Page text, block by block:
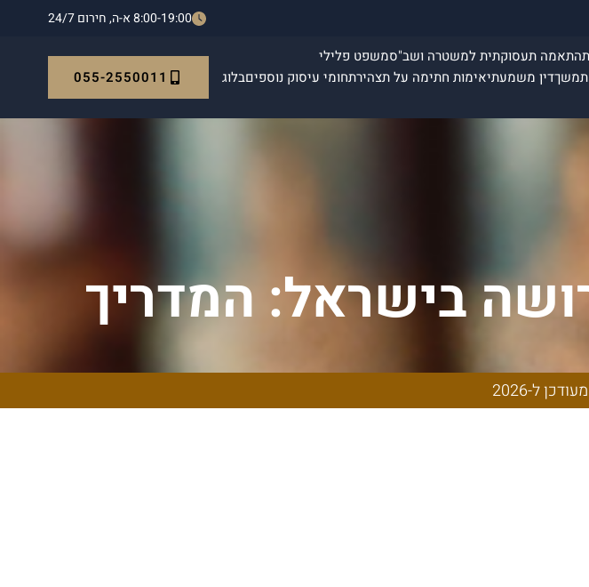
8:00-19:00 א-ה, חירום 24/7
התאמה תעסוקתית למשטרה ושב"סמשפט פלילי
דין משמעתיאימות חתימה על תצהירתחומי עיסוק נוספיםבלוג
055-2550011
בישראל: המדריך
ל-2026 ל-2026